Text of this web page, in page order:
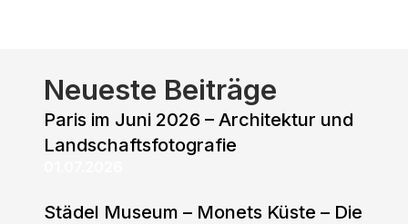
Neueste Beiträge
Paris im Juni 2026 – Architektur und
Landschaftsfotografie
Städel Museum – Monets Küste – Die